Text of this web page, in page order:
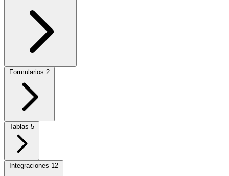
Formularios 2
Tablas 5
Integraciones 12